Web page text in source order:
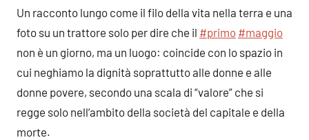
Un racconto lungo come il filo della vita nella terra e una
foto su un trattore solo per dire che il #primo #maggio
non è un giorno, ma un luogo: coincide con lo spazio in
cui neghiamo la dignità soprattutto alle donne e alle
donne povere, secondo una scala di “valore” che si
regge solo nell’ambito della società del capitale e della
morte.